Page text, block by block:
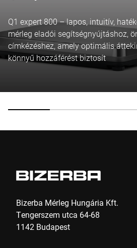
Q1 expert 800 – lapos, intuitív,
mérleg eladói segítségnyújtáshoz,
címkézéshez, amely optimális
könnyű hozzáférést biztosít
Bizerba Mérleg Hungária Kft.
Tengerszem utca 64-68
1142 Budapest